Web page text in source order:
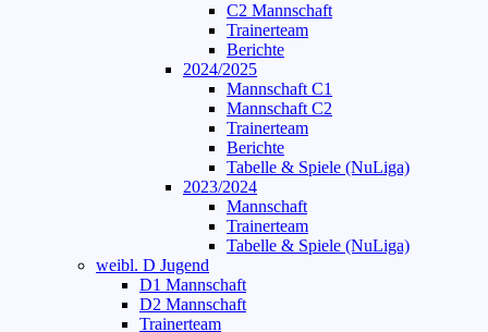
C2 Mannschaft
Trainerteam
Berichte
2024/2025
Mannschaft C1
Mannschaft C2
Trainerteam
Berichte
Tabelle & Spiele (NuLiga)
2023/2024
Mannschaft
Trainerteam
Tabelle & Spiele (NuLiga)
weibl. D Jugend
D1 Mannschaft
D2 Mannschaft
Trainerteam